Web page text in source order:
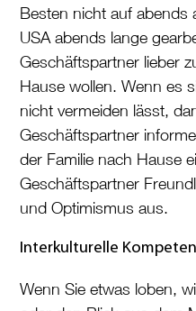
Besten nicht auf abends
USA abends lange
Geschäftspartner lieber
Hause wollen. Wenn es
nicht vermeiden lässt,
Geschäftspartner
der Familie nach Hause
Geschäftspartner
und Optimismus aus.
Interkulturelle
Wenn Sie etwas loben,